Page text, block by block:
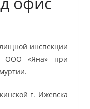
инспекции
ООО «Яна» при
г. Ижевска